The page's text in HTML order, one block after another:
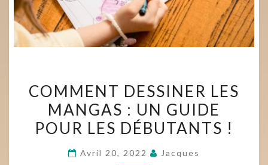
DESSINER
LES
MANGAS
UN
COMMENT DESSINER LES
MANGAS : UN GUIDE
POUR LES DÉBUTANTS !
Avril 20, 2022 Jacques